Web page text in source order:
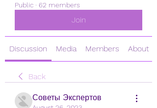
Public · 62 members
Join
Discussion Media Members About
Back
Советы Экспертов